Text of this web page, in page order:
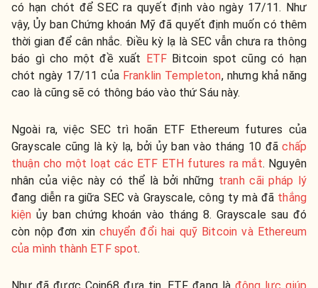
có hạn chót để SEC ra quyết định vào ngày 17/11. Như
vậy, Ủy ban Chứng khoán Mỹ đã quyết định muốn có thêm
thời gian để cân nhắc. Điều kỳ lạ là SEC vẫn chưa ra thông
báo gì cho một đề xuất
ETF Bitcoin spot cũng có hạn
chót ngày 17/11 của Franklin Templeton, nhưng khả năng
cao là cũng sẽ có thông báo vào thứ Sáu này.
Ngoài ra, việc SEC trì hoãn ETF Ethereum futures của
Grayscale cũng là kỳ lạ, bởi ủy ban vào tháng 10 đãchấp
thuận cho một loạt các ETF ETH futures ra mắt. Nguyên
nhân của việc này có thể là bởi những tranh cãi pháp lý
đang diễn ra giữa SEC và Grayscale, công ty mà đã thắng
kiện ủy ban chứng khoán vào tháng 8. Grayscale sau đó
còn nộp đơn xinchuyển đổi hai quỹ Bitcoin và Ethereum
của mình thành ETF spot.